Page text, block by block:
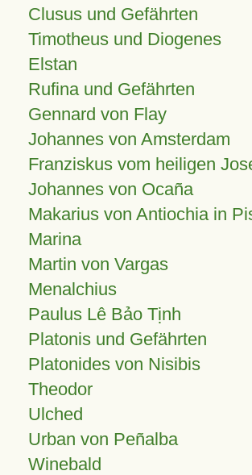
Clusus und Gefährten
Timotheus und Diogenes
Elstan
Rufina und Gefährten
Gennard von Flay
Johannes von Amsterdam
Franziskus vom heiligen
Johannes von Ocaña
Makarius von Antiochia in
Marina
Martin von Vargas
Menalchius
Paulus Lê Bảo Tịnh
Platonis und Gefährten
Platonides von Nisibis
Theodor
Ulched
Urban von Peñalba
Winebald